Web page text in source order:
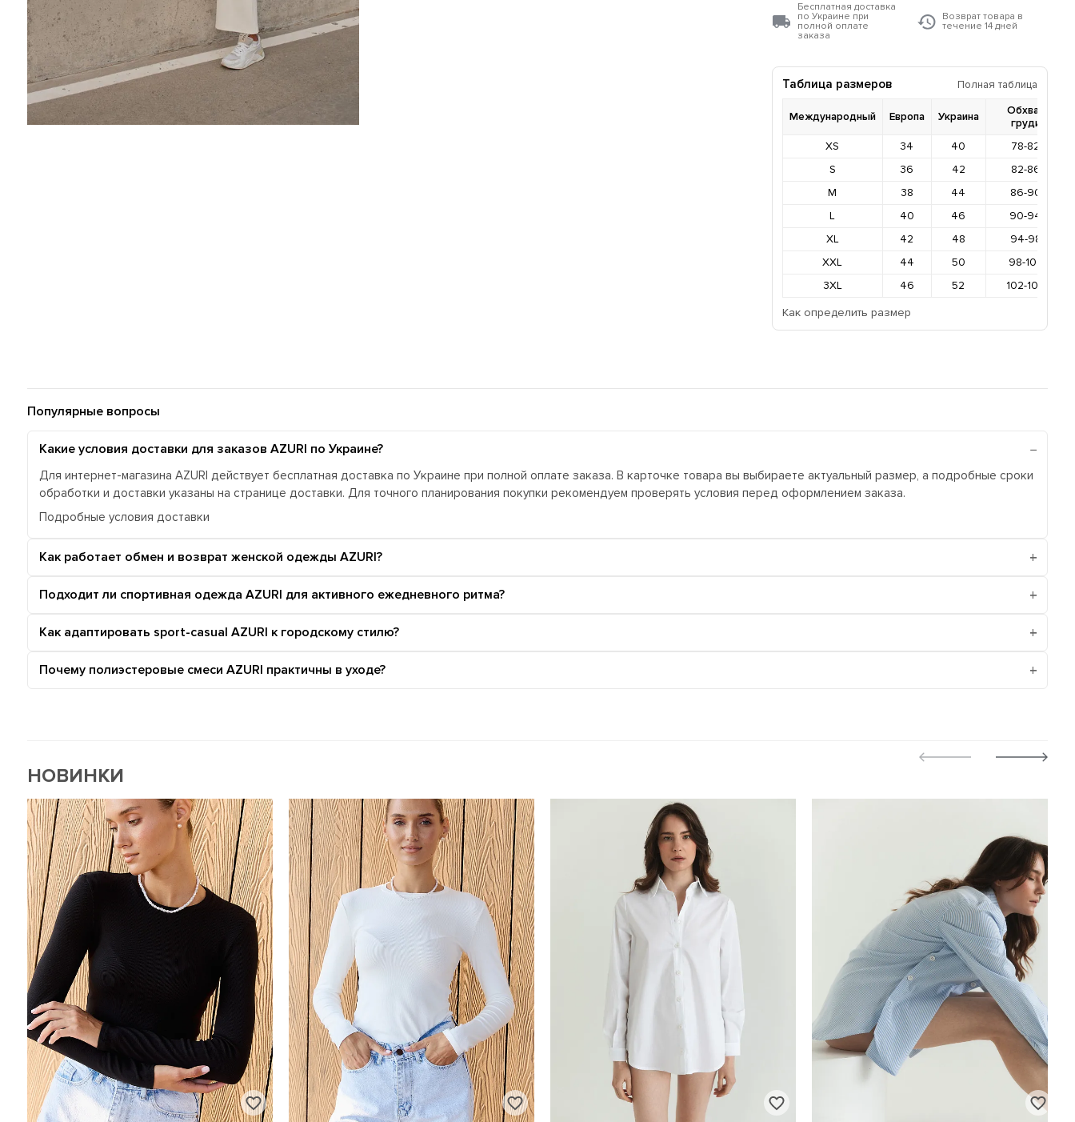
Бесплатная доставка
по Украине при
полной оплате
заказа
Возврат товара в
течение 14 дней
Таблица размеров Полная таблица
Международный Европа Украина
Обхват
груди
XS
34 40
78-82
S
36 42
82-86
M
38 44
86-90
L
40 46
90-94
XL
42 48
94-98
XXL
44 50
98-102
3XL
46 52
102-106
Как определить размер
Популярные вопросы
Какие условия доставки для заказов AZURI по Украине?
Для интернет-магазина AZURI действует бесплатная доставка по Украине при полной оплате заказа. В карточке товара вы выбираете актуальный размер, а подробные сроки
обработки и доставки указаны на странице доставки. Для точного планирования покупки рекомендуем проверять условия перед оформлением заказа.
Подробные условия доставки
Как работает обмен и возврат женской одежды AZURI?
Подходит ли спортивная одежда AZURI для активного ежедневного ритма?
Как адаптировать sport-casual AZURI к городскому стилю?
Почему полиэстеровые смеси AZURI практичны в уходе?
НОВИНКИ